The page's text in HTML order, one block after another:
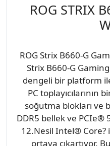
ROG STRIX
ROG Strix B660-G
Strix B660-G
dengeli bir platform
PC toplayıcılarının
soğutma blokları ve
DDR5 bellek ve PCIe®
12.Nesil Intel®
ortaya çıkartıyor.